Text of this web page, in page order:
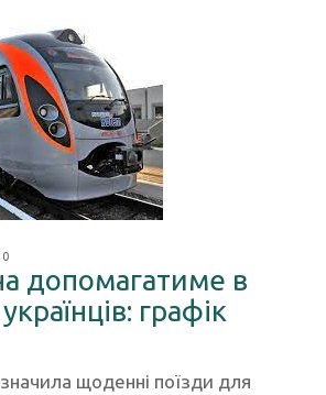
допомагатиме в
графік
щоденні поїзди для